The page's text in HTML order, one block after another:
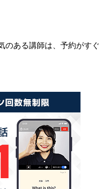
のある講師は、予約がすぐ